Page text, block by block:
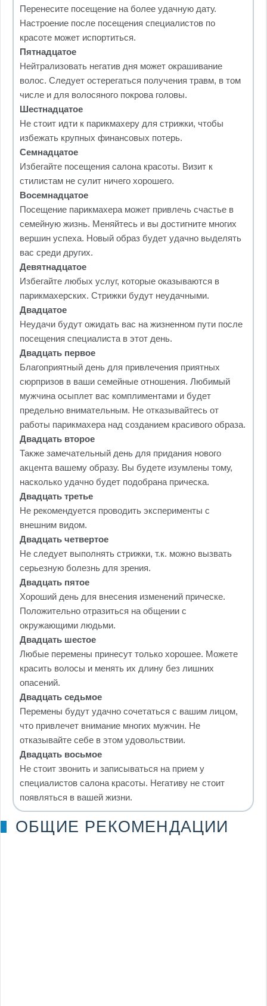
Перенесите посещение на более удачную дату.
Настроение после посещения специалистов по
красоте может испортиться.
Пятнадцатое
Нейтрализовать негатив дня может окрашивание
волос. Следует остерегаться получения травм, в том
числе и для волосяного покрова головы.
Шестнадцатое
Не стоит идти к парикмахеру для стрижки, чтобы
избежать крупных финансовых потерь.
Семнадцатое
Избегайте посещения салона красоты. Визит к
стилистам не сулит ничего хорошего.
Восемнадцатое
Посещение парикмахера может привлечь счастье в
семейную жизнь. Меняйтесь и вы достигните многих
вершин успеха. Новый образ будет удачно выделять
вас среди других.
Девятнадцатое
Избегайте любых услуг, которые оказываются в
парикмахерских. Стрижки будут неудачными.
Двадцатое
Неудачи будут ожидать вас на жизненном пути после
посещения специалиста в этот день.
Двадцать первое
Благоприятный день для привлечения приятных
сюрпризов в ваши семейные отношения. Любимый
мужчина осыплет вас комплиментами и будет
предельно внимательным. Не отказывайтесь от
работы парикмахера над созданием красивого образа.
Двадцать второе
Также замечательный день для придания нового
акцента вашему образу. Вы будете изумлены тому,
насколько удачно будет подобрана прическа.
Двадцать третье
Не рекомендуется проводить эксперименты с
внешним видом.
Двадцать четвертое
Не следует выполнять стрижки, т.к. можно вызвать
серьезную болезнь для зрения.
Двадцать пятое
Хороший день для внесения изменений прическе.
Положительно отразиться на общении с
окружающими людьми.
Двадцать шестое
Любые перемены принесут только хорошее. Можете
красить волосы и менять их длину без лишних
опасений.
Двадцать седьмое
Перемены будут удачно сочетаться с вашим лицом,
что привлечет внимание многих мужчин. Не
отказывайте себе в этом удовольствии.
Двадцать восьмое
Не стоит звонить и записываться на прием у
специалистов салона красоты. Негативу не стоит
появляться в вашей жизни.
ОБЩИЕ РЕКОМЕНДАЦИИ